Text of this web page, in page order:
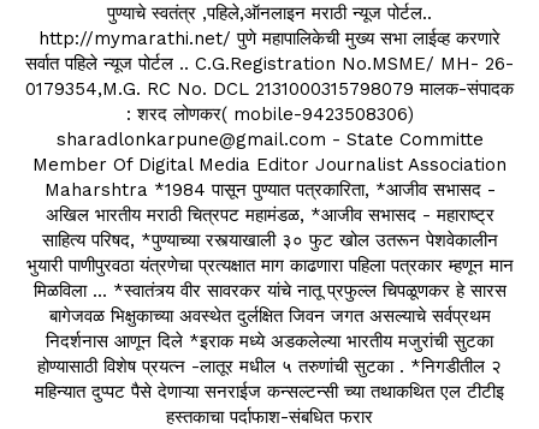
पुण्याचे स्वतंत्र ,पहिले,ऑनलाइन मराठी न्यूज पोर्टल..
http://mymarathi.net/ पुणे महापालिकेची मुख्य सभा लाईव्ह करणारे
सर्वात पहिले न्यूज पोर्टल .. C.G.Registration No.MSME/ MH- 26-
0179354,M.G. RC No. DCL 2131000315798079 मालक-संपादक
: शरद लोणकर( mobile-9423508306)
sharadlonkarpune@gmail.com - State Committe
Member Of Digital Media Editor Journalist Association
Maharshtra *1984 पासून पुण्यात पत्रकारिता, *आजीव सभासद -
अखिल भारतीय मराठी चित्रपट महामंडळ, *आजीव सभासद - महाराष्ट्र
साहित्य परिषद, *पुण्याच्या रस्त्याखाली ३० फुट खोल उतरून पेशवेकालीन
भुयारी पाणीपुरवठा यंत्रणेचा प्रत्यक्षात माग काढणारा पहिला पत्रकार म्हणून मान
मिळविला ... *स्वातंत्र्य वीर सावरकर यांचे नातू प्रफुल्ल चिपळूणकर हे सारस
बागेजवळ भिक्षुकाच्या अवस्थेत दुर्लक्षित जिवन जगत असल्याचे सर्वप्रथम
निदर्शनास आणून दिले *इराक मध्ये अडकलेल्या भारतीय मजुरांची सुटका
होण्यासाठी विशेष प्रयत्न -लातूर मधील ५ तरुणांची सुटका . *निगडीतील २
महिन्यात दुप्पट पैसे देणाऱ्या सनराईज कन्सल्टन्सी च्या तथाकथित एल टीटीइ
हस्तकाचा पर्दाफाश-संबधित फरार